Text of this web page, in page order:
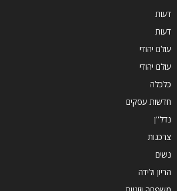
דעות
דעות
עולם יהודי
עולם יהודי
כלכלה
חדשות עסקים
נדל''ן
צרכנות
נשים
הריון ולידה